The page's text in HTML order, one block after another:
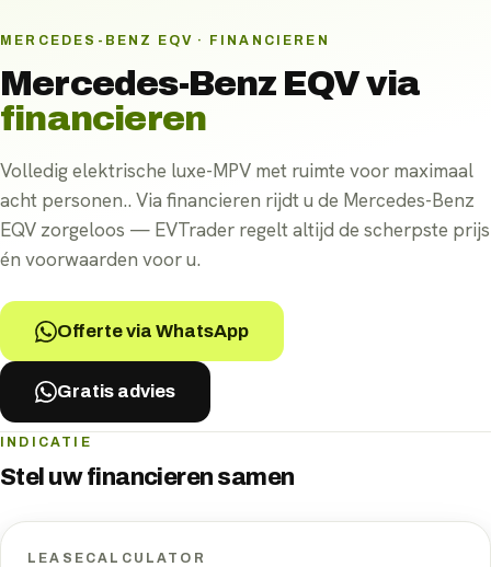
MERCEDES-BENZ EQV · FINANCIEREN
Mercedes-Benz EQVvia
financieren
Volledig elektrische luxe-MPV met ruimte voor maximaal
acht personen.. Via financieren rijdt u de Mercedes-Benz
EQV zorgeloos — EVTrader regelt altijd de scherpste prijs
én voorwaarden voor u.
Offerte via WhatsApp
Gratis advies
INDICATIE
Stel uwfinancieren samen
LEASECALCULATOR